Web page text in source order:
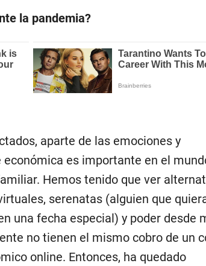
la pandemia?
aparte de las emociones y
es importante en el
Hemos tenido que ver
serenatas (alguien que
una fecha especial) y poder desde
no tienen el mismo cobro de un
online. Entonces, ha quedado